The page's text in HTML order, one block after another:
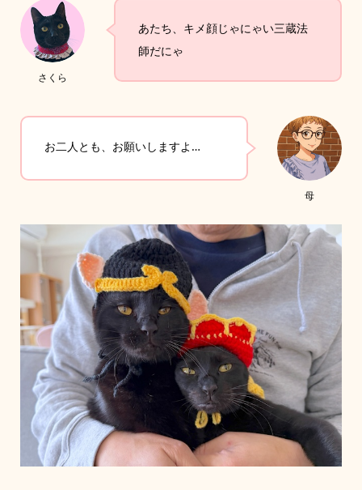
さくら
あたち、キメ顔じゃにゃい三蔵法
師だにゃ
母
お二人とも、お願いしますよ…